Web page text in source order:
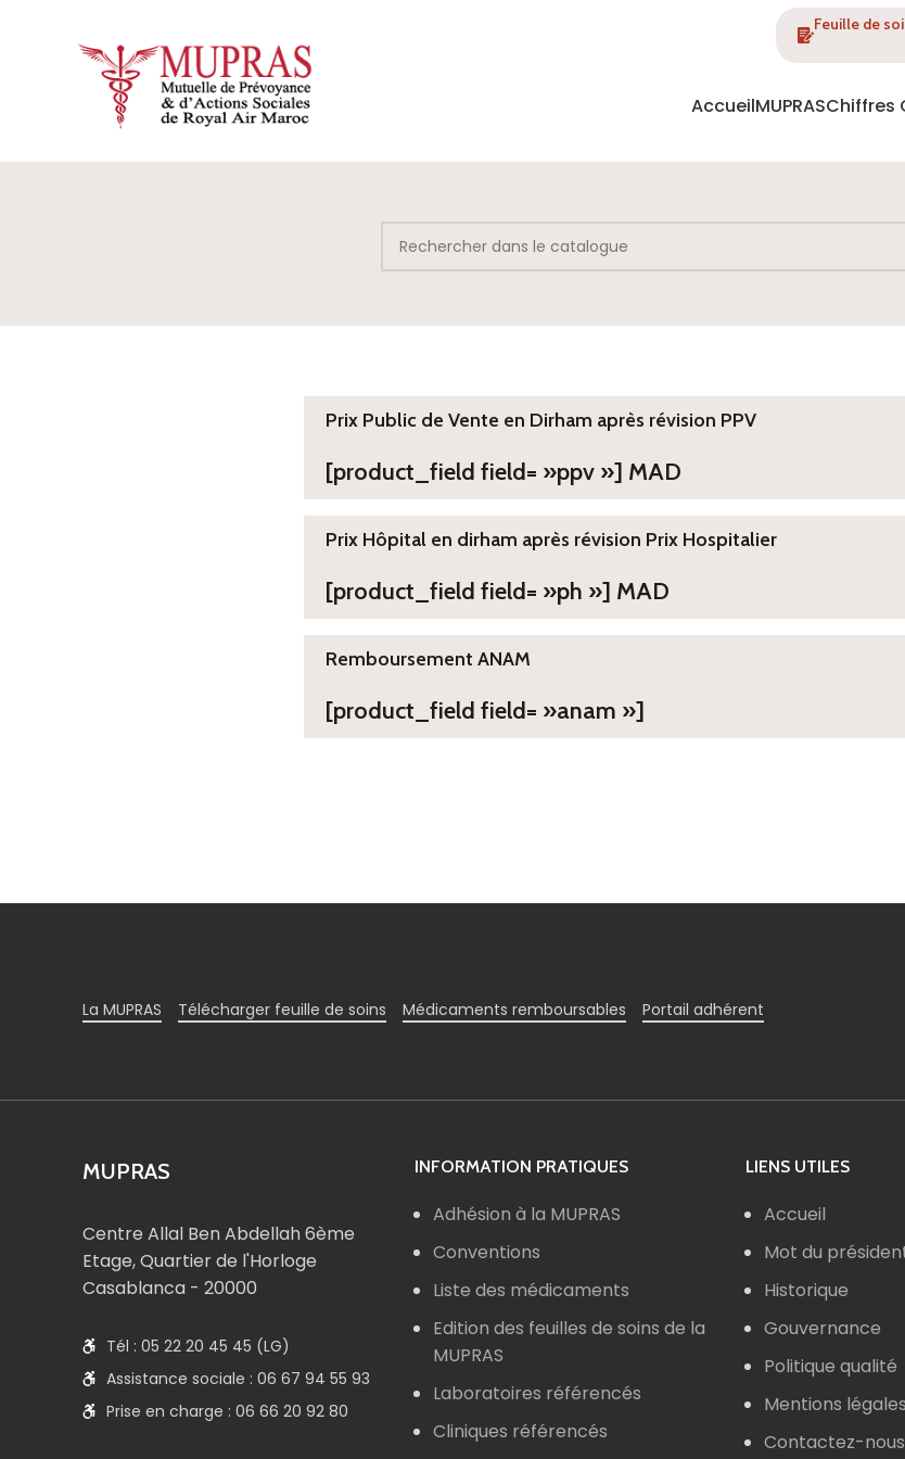
Feuille de
AccueilMUPRASChiffres
Prix Public de Vente en Dirham après révision PPV
[product_field field= »ppv »] MAD
Prix Hôpital en dirham après révision Prix Hospitalier
[product_field field= »ph »] MAD
Remboursement ANAM
[product_field field= »anam »]
La MUPRAS Télécharger feuille de soins Médicaments remboursables Portail adhérent
MUPRAS
Centre Allal Ben Abdellah 6ème
Etage, Quartier de l'Horloge
Casablanca - 20000
Tél : 05 22 20 45 45 (LG)
Assistance sociale : 06 67 94 55 93
Prise en charge : 06 66 20 92 80
INFORMATION PRATIQUES
Adhésion à la MUPRAS
Conventions
Liste des médicaments
Edition des feuilles de soins de la
MUPRAS
Laboratoires référencés
Cliniques référencés
LIENS UTILES
Accueil
Mot du
Historique
Gouvernance
Politique qualité
Mentions légales
Contactez-nous